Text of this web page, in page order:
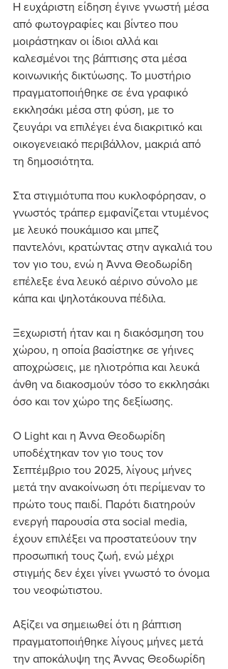
Η ευχάριστη είδηση έγινε γνωστή μέσα
από φωτογραφίες και βίντεο που
μοιράστηκαν οι ίδιοι αλλά και
καλεσμένοι της βάπτισης στα μέσα
κοινωνικής δικτύωσης. Το μυστήριο
πραγματοποιήθηκε σε ένα γραφικό
εκκλησάκι μέσα στη φύση, με το
ζευγάρι να επιλέγει ένα διακριτικό και
οικογενειακό περιβάλλον, μακριά από
τη δημοσιότητα.
Στα στιγμιότυπα που κυκλοφόρησαν, ο
γνωστός τράπερ εμφανίζεται ντυμένος
με λευκό πουκάμισο και μπεζ
παντελόνι, κρατώντας στην αγκαλιά του
τον γιο του, ενώ η Άννα Θεοδωρίδη
επέλεξε ένα λευκό αέρινο σύνολο με
κάπα και ψηλοτάκουνα πέδιλα.
Ξεχωριστή ήταν και η διακόσμηση του
χώρου, η οποία βασίστηκε σε γήινες
αποχρώσεις, με ηλιοτρόπια και λευκά
άνθη να διακοσμούν τόσο το εκκλησάκι
όσο και τον χώρο της δεξίωσης.
Ο Light και η Άννα Θεοδωρίδη
υποδέχτηκαν τον γιο τους τον
Σεπτέμβριο του 2025, λίγους μήνες
μετά την ανακοίνωση ότι περίμεναν το
πρώτο τους παιδί. Παρότι διατηρούν
ενεργή παρουσία στα social media,
έχουν επιλέξει να προστατεύουν την
προσωπική τους ζωή, ενώ μέχρι
στιγμής δεν έχει γίνει γνωστό το όνομα
του νεοφώτιστου.
Αξίζει να σημειωθεί ότι η βάπτιση
πραγματοποιήθηκε λίγους μήνες μετά
την αποκάλυψη της Άννας Θεοδωρίδη